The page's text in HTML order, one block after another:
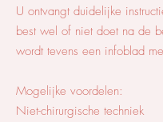
U ontvangt duidelijke
best wel of niet doet na de
wordt tevens een infoblad
Mogelijke voordelen:
Niet-chirurgische techniek